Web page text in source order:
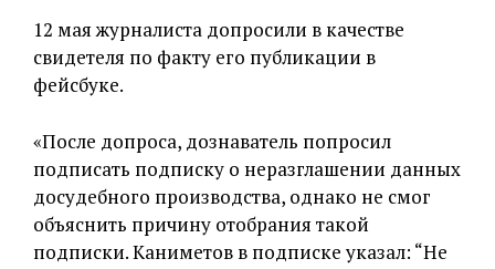
12 мая журналиста допросили в качестве
свидетеля по факту его публикации в
фейсбуке.
«После допроса, дознаватель попросил
подписать подписку о неразглашении данных
досудебного производства, однако не смог
объяснить причину отобрания такой
подписки. Каниметов в подписке указал: “Не